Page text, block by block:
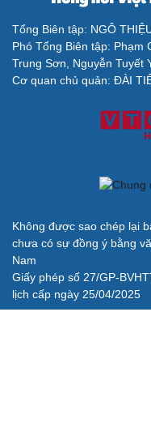
Du lịch
Tư vấn
Săn Tour
check-in
Cải chính
Tổng Biên tập: NGÔ
Phó Tổng Biên tập: Phạm
Trung Sơn, Nguyễn Tuyết
Cơ quan chủ quản: ĐÀI
Không được sao chép lại
chưa có sự đồng ý bằng
Nam
Giấy phép số 27/GP-
lịch cấp ngày 25/04/2025